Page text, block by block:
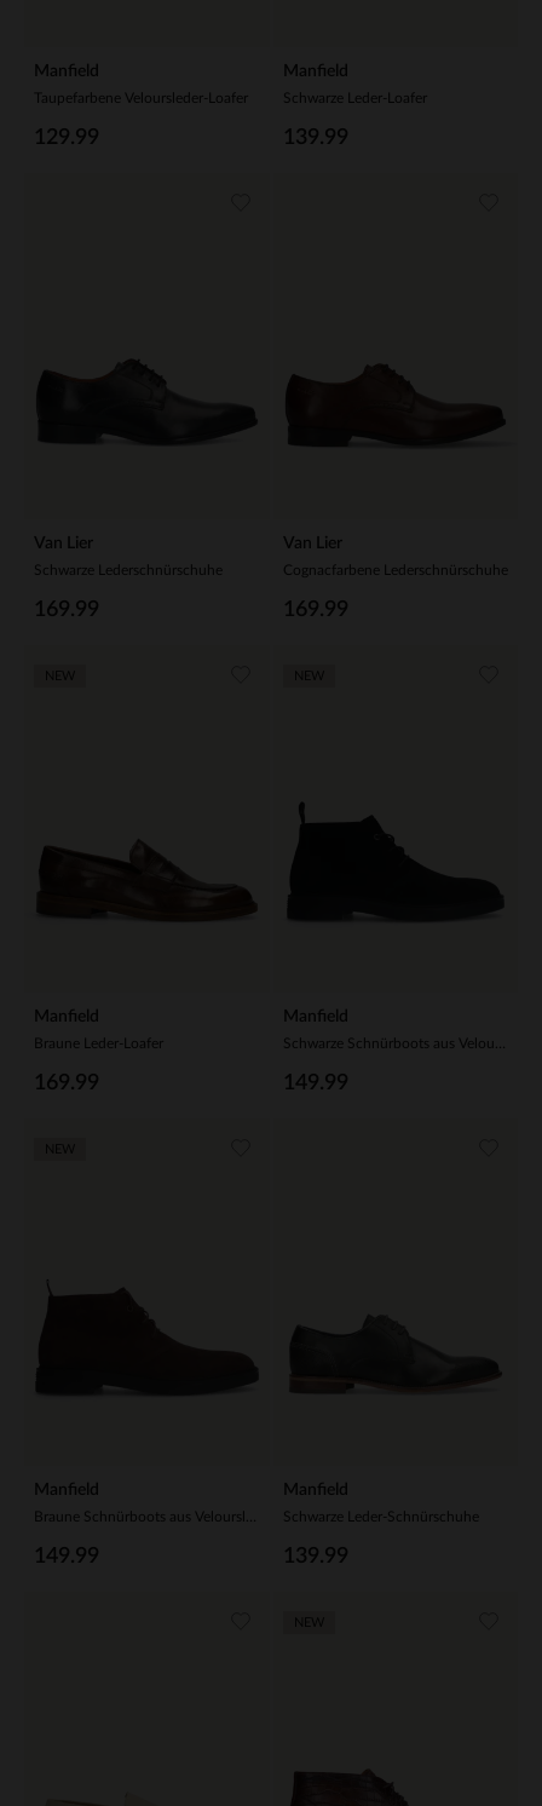
Manfield
Taupefarbene Veloursleder-Loafer
129.99
Manfield
Schwarze Leder-Loafer
139.99
Van Lier
Schwarze Lederschnürschuhe
169.99
Van Lier
Cognacfarbene Lederschnürschuhe
169.99
Manfield
Braune Leder-Loafer
169.99
Manfield
149.99
Manfield
149.99
Manfield
Schwarze Leder-Schnürschuhe
139.99